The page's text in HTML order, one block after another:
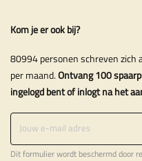
Kom je er ook bij?
80994 personen schreven zich
per maand.Ontvang 100
ingelogd bent of inlogt na het
Dit formulier wordt beschermd door